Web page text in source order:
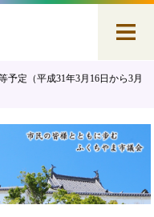
予定（平成31年3月16日から3月